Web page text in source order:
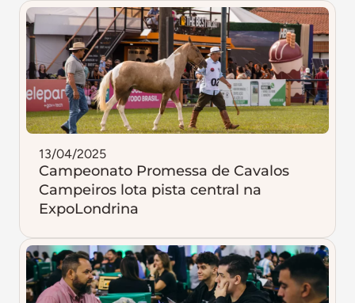
13/04/2025
Campeonato Promessa de Cavalos
Campeiros lota pista central na
ExpoLondrina